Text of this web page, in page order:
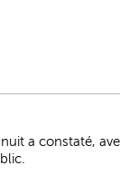
a constaté,